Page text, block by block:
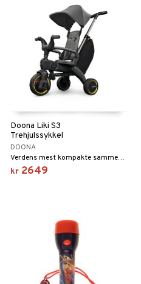
Doona Liki S3
Trehjulssykkel
DOONA
Verdens mest kompakte sammenleggbare trehjuling!
kr 2649